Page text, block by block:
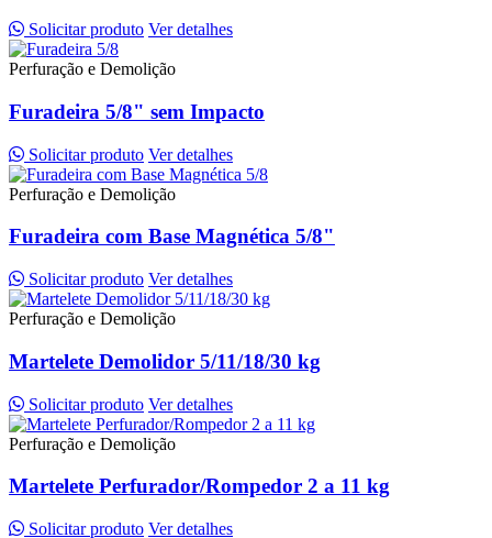
Solicitar produto Ver detalhes
Perfuração e Demolição
Furadeira 5/8" sem Impacto
Solicitar produto Ver detalhes
Perfuração e Demolição
Furadeira com Base Magnética 5/8"
Solicitar produto Ver detalhes
Perfuração e Demolição
Martelete Demolidor 5/11/18/30 kg
Solicitar produto Ver detalhes
Perfuração e Demolição
Martelete Perfurador/Rompedor 2 a 11 kg
Solicitar produto Ver detalhes